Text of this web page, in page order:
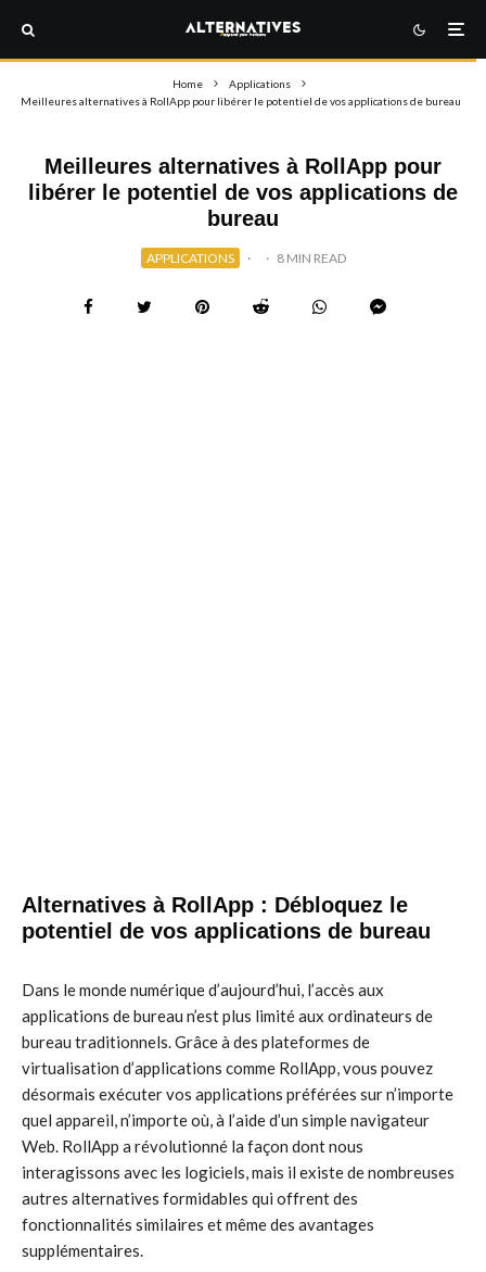
Home
Applications
Meilleures alternatives à RollApp pour libérer le potentiel de vos applications de bureau
Meilleures alternatives à RollApp pour
libérer le potentiel de vos applications de
bureau
APPLICATIONS · · 8 MIN READ
Alternatives à RollApp : Débloquez le
potentiel de vos applications de bureau
Dans le monde numérique d’aujourd’hui, l’accès aux
applications de bureau n’est plus limité aux ordinateurs de
bureau traditionnels. Grâce à des plateformes de
virtualisation d’applications comme RollApp, vous pouvez
désormais exécuter vos applications préférées sur n’importe
quel appareil, n’importe où, à l’aide d’un simple navigateur
Web. RollApp a révolutionné la façon dont nous
interagissons avec les logiciels, mais il existe de nombreuses
autres alternatives formidables qui offrent des
fonctionnalités similaires et même des avantages
supplémentaires.